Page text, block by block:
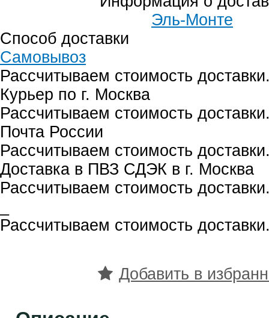
Эль-Монте
Способ доставки
Самовывоз
Рассчитываем стоимость
Курьер по г. Москва
Рассчитываем стоимость
Почта России
Рассчитываем стоимость
Доставка в ПВЗ СДЭК в г. Москва
Рассчитываем стоимость
Рассчитываем стоимость
Добавить в